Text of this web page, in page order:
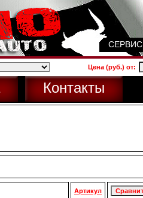
СЕРВИС
Цена (руб.) от:
Контакты
Артикул